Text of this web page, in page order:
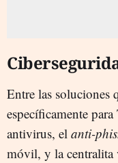
Entre las soluciones
específicamente
antivirus, el anti-
móvil, y la centralita